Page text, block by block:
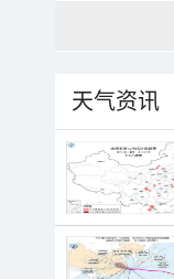
天气资讯